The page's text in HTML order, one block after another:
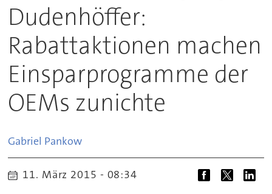
Dudenhöffer:
Rabattaktionen machen
Einsparprogramme der
OEMs zunichte
Gabriel Pankow
11. März 2015 - 08:34